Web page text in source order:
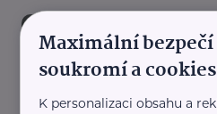
Maximální bezpečí
soukromí a cookies
K personalizaci obsahu a